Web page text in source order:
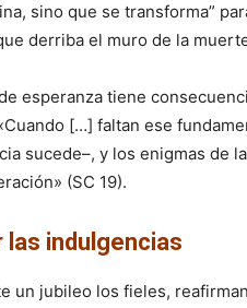
sino que se transforma”
derriba el muro de la
esperanza tiene
[…] faltan ese
sucede–, y los enigmas de
(SC 19).
las indulgencias
un jubileo los fieles,